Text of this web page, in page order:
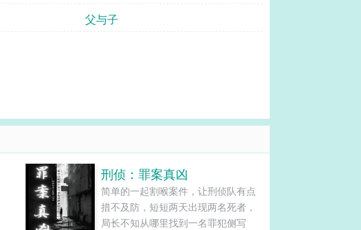
父与子
刑侦：罪案真凶
简单的一起割喉案件，让刑侦队有点
措不及防，短短两天出现两名死者，
局长不知从哪里找到一名罪犯侧写